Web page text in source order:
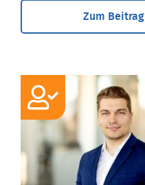
Zum Beitrag